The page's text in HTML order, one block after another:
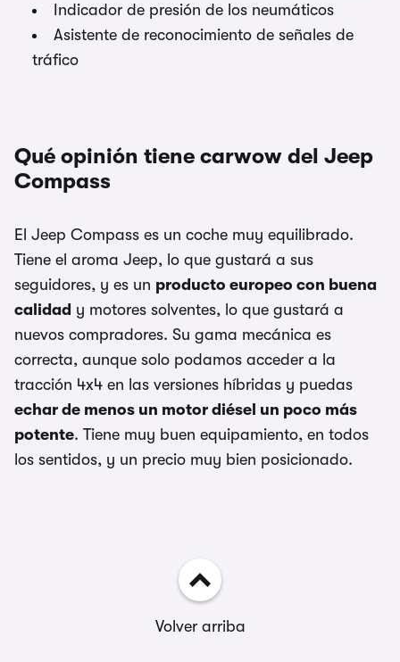
Indicador de presión de los neumáticos
Asistente de reconocimiento de señales de
tráfico
Qué opinión tiene carwow del Jeep
Compass
El Jeep Compass es un coche muy equilibrado.
Tiene el aroma Jeep, lo que gustará a sus
seguidores, y es un producto europeo con buena
calidad y motores solventes, lo que gustará a
nuevos compradores. Su gama mecánica es
correcta, aunque solo podamos acceder a la
tracción 4x4 en las versiones híbridas y puedas
echar de menos un motor diésel un poco más
potente. Tiene muy buen equipamiento, en todos
los sentidos, y un precio muy bien posicionado.
Volver arriba